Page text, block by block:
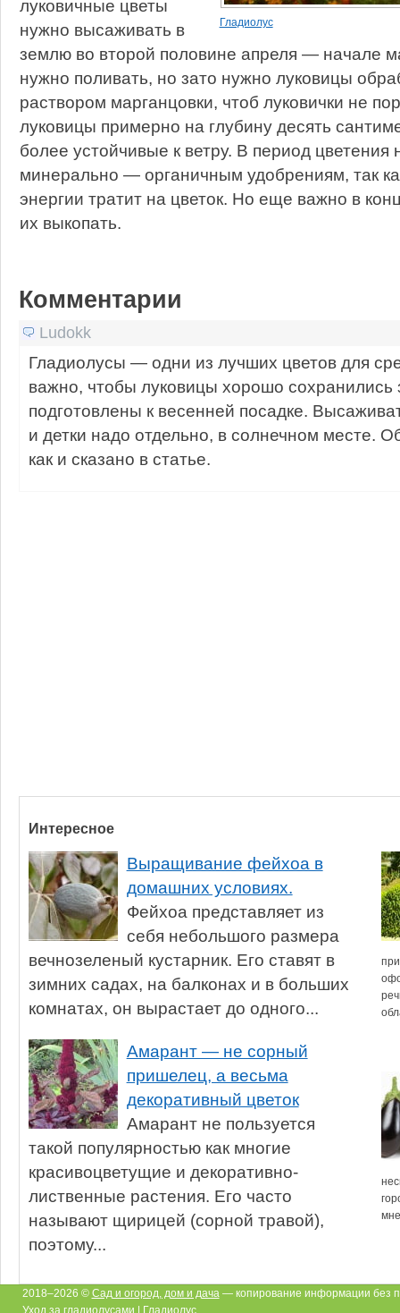
Гладиолус
луковичные цветы
нужно высаживать в
землю во второй половине апреля — начале
нужно поливать, но зато нужно луковицы
раствором марганцовки, чтоб луковички не
луковицы примерно на глубину десять
более устойчивые к ветру. В период цветения
минерально — органичным удобрениям, так
энергии тратит на цветок. Но еще важно в
их выкопать.
Комментарии
Ludokk
Гладиолусы — одни из лучших цветов для
важно, чтобы луковицы хорошо
подготовлены к весенней посадке.
и детки надо отдельно, в солнечном месте.
как и сказано в статье.
Интересное
Выращивание фейхоа в
домашних условиях.
Фейхоа представляет из
себя небольшого размера
вечнозеленый кустарник. Его ставят в
зимних садах, на балконах и в больших
комнатах, он вырастает до одного...
Амарант — не сорный
пришелец, а весьма
декоративный цветок
Амарант не пользуется
такой популярностью как многие
красивоцветущие и декоративно-
лиственные растения. Его часто
называют щирицей (сорной травой),
поэтому...
2018–2026 © Сад и огород, дом и дача — копирование информации без
Уход за гладиолусами | Гладиолус